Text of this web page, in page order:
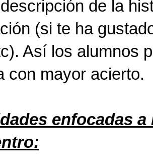
de la
(si te ha
Así los alumnos
con mayor acierto.
enfocadas